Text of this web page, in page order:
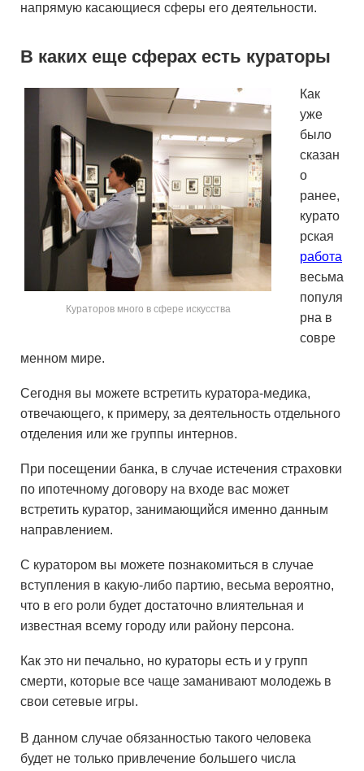
напрямую касающиеся сферы его деятельности.
В каких еще сферах есть кураторы
Кураторов много в сфере искусства
Как
уже
было
сказан
о
ранее,
курато
рская
работа
весьма
популя
рна в
совре
менном мире.
Сегодня вы можете встретить куратора-медика,
отвечающего, к примеру, за деятельность отдельного
отделения или же группы интернов.
При посещении банка, в случае истечения страховки
по ипотечному договору на входе вас может
встретить куратор, занимающийся именно данным
направлением.
С куратором вы можете познакомиться в случае
вступления в какую-либо партию, весьма вероятно,
что в его роли будет достаточно влиятельная и
известная всему городу или району персона.
Как это ни печально, но кураторы есть и у групп
смерти, которые все чаще заманивают молодежь в
свои сетевые игры.
В данном случае обязанностью такого человека
будет не только привлечение большего числа